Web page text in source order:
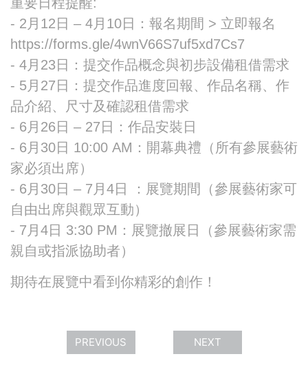
- 2月12日 – 4月10日：報名期間 > 立即報名
https://forms.gle/4wnV66S7uf5xd7Cs7
- 4月23日：提交作品概念與初步設備租借需求
- 5月27日：提交作品進度回報、作品名稱、作
品介紹、尺寸及確認租借需求
- 6月26日 – 27日：作品安裝日
- 6月30日 10:00 AM：開幕典禮（所有參展藝術
家必須出席）
- 6月30日 – 7月4日 ：展覽期間（參展藝術家可
自由出席與觀眾互動）
- 7月4日 3:30 PM：展覽撤展日（參展藝術家需
親自或指派協助者）
期待在展覽中看到你精彩的創作！
PREVIOUS NEXT